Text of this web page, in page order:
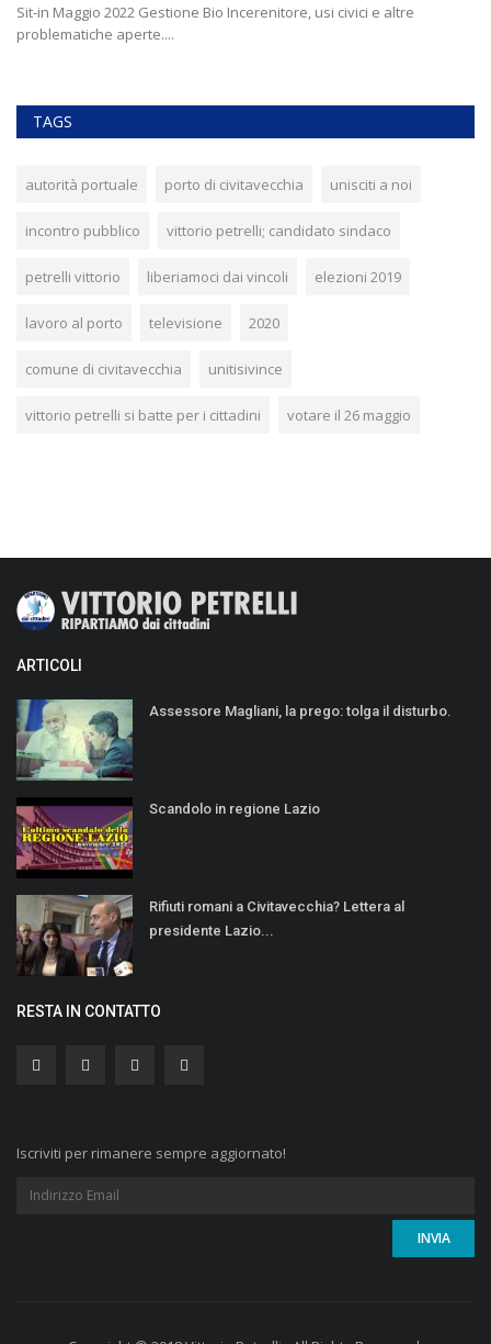
Sit-in Maggio 2022 Gestione Bio Incerenitore, usi civici e altre
problematiche aperte....
TAGS
autorità portuale porto di civitavecchia unisciti a noi
incontro pubblico vittorio petrelli; candidato sindaco
petrelli vittorio liberiamoci dai vincoli elezioni 2019
lavoro al porto televisione 2020
comune di civitavecchia unitisivince
vittorio petrelli si batte per i cittadini votare il 26 maggio
ARTICOLI
Assessore Magliani, la prego: tolga il disturbo.
Scandolo in regione Lazio
Rifiuti romani a Civitavecchia? Lettera al
presidente Lazio...
RESTA IN CONTATTO
Iscriviti per rimanere sempre aggiornato!